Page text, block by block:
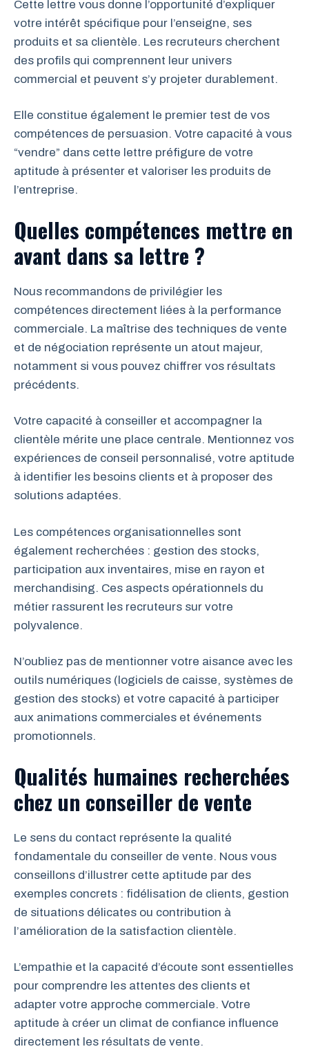
Cette lettre vous donne l’opportunité d’expliquer
votre intérêt spécifique pour l’enseigne, ses
produits et sa clientèle. Les recruteurs cherchent
des profils qui comprennent leur univers
commercial et peuvent s’y projeter durablement.
Elle constitue également le premier test de vos
compétences de persuasion. Votre capacité à vous
“vendre” dans cette lettre préfigure de votre
aptitude à présenter et valoriser les produits de
l’entreprise.
Quelles compétences mettre en
avant dans sa lettre ?
Nous recommandons de privilégier les
compétences directement liées à la performance
commerciale. La maîtrise des techniques de vente
et de négociation représente un atout majeur,
notamment si vous pouvez chiffrer vos résultats
précédents.
Votre capacité à conseiller et accompagner la
clientèle mérite une place centrale. Mentionnez vos
expériences de conseil personnalisé, votre aptitude
à identifier les besoins clients et à proposer des
solutions adaptées.
Les compétences organisationnelles sont
également recherchées : gestion des stocks,
participation aux inventaires, mise en rayon et
merchandising. Ces aspects opérationnels du
métier rassurent les recruteurs sur votre
polyvalence.
N’oubliez pas de mentionner votre aisance avec les
outils numériques (logiciels de caisse, systèmes de
gestion des stocks) et votre capacité à participer
aux animations commerciales et événements
promotionnels.
Qualités humaines recherchées
chez un conseiller de vente
Le sens du contact représente la qualité
fondamentale du conseiller de vente. Nous vous
conseillons d’illustrer cette aptitude par des
exemples concrets : fidélisation de clients, gestion
de situations délicates ou contribution à
l’amélioration de la satisfaction clientèle.
L’empathie et la capacité d’écoute sont essentielles
pour comprendre les attentes des clients et
adapter votre approche commerciale. Votre
aptitude à créer un climat de confiance influence
directement les résultats de vente.